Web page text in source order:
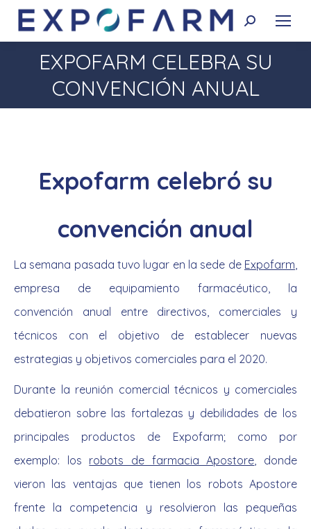
Buscar:
EXPOFARM CELEBRA SU
CONVENCIÓN ANUAL
Estás aquí:
Expofarm celebró su
convención anual
La semana pasada tuvo lugar en la sede de Expofarm,
empresa de equipamiento farmacéutico, la
convención anual entre directivos, comerciales y
técnicos con el objetivo de establecer nuevas
estrategias y objetivos comerciales para el 2020.
Durante la reunión comercial técnicos y comerciales
debatieron sobre las fortalezas y debilidades de los
principales productos de Expofarm; como por
exemplo: los robots de farmacia Apostore, donde
vieron las ventajas que tienen los robots Apostore
frente la competencia y resolvieron las pequeñas